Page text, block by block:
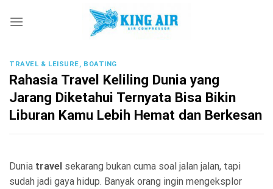
TRAVEL & LEISURE, BOATING
Rahasia Travel Keliling Dunia yang
Jarang Diketahui Ternyata Bisa Bikin
Liburan Kamu Lebih Hemat dan Berkesan
Dunia travel sekarang bukan cuma soal jalan jalan, tapi
sudah jadi gaya hidup. Banyak orang ingin mengeksplor